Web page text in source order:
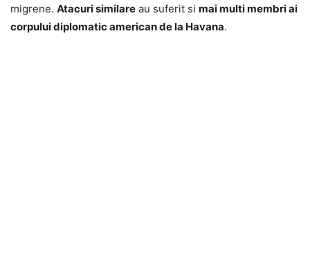
migrene. Atacuri similare au suferit si mai multi membri ai
corpului diplomatic american de la Havana.